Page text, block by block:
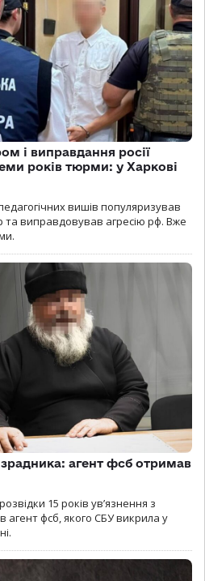
і виправдання росії
років тюрми: у Харкові
вишів популяризував
та виправдовував агресію рф. Вже
агент фсб отримав
15 років увʼязнення з
агент фсб, якого СБУ викрила у